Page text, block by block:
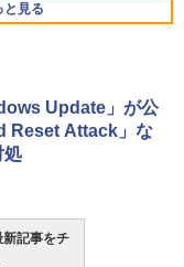
と見る
テキスト 第４版
HTML & CSSとWe
第2版］
優しい、かさばら
みやすい、6週間持
チディスプレイ電子
ャ、16GB、広告な
Update」が公
Reset Attack」な
処
記事をチ